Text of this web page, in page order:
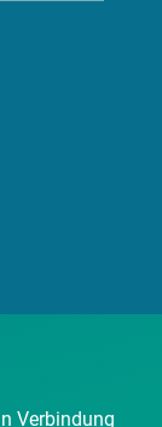
Verbindung